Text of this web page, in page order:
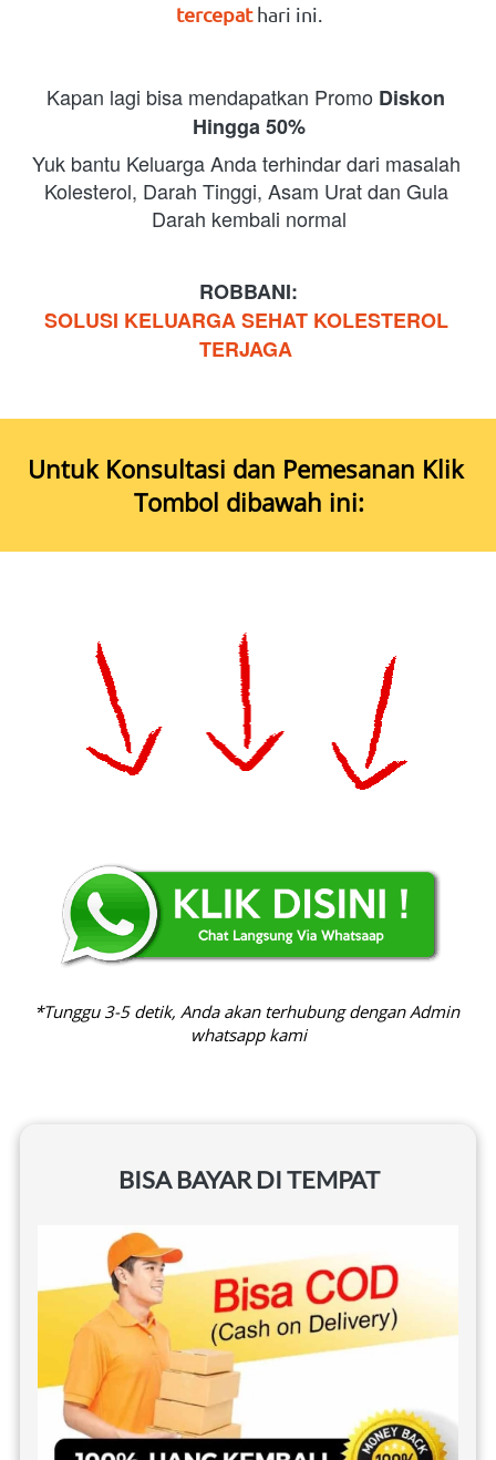
tercepat hari ini.
Kapan lagi bisa mendapatkan Promo Diskon
Hingga 50%
Yuk bantu Keluarga Anda terhindar dari masalah
Kolesterol, Darah Tinggi, Asam Urat dan Gula
Darah kembali normal
ROBBANI:
SOLUSI KELUARGA SEHAT KOLESTEROL
TERJAGA
Untuk Konsultasi dan Pemesanan Klik
Tombol dibawah ini:
*Tunggu 3-5 detik, Anda akan terhubung dengan Admin
whatsapp kami
BISA BAYAR DI TEMPAT